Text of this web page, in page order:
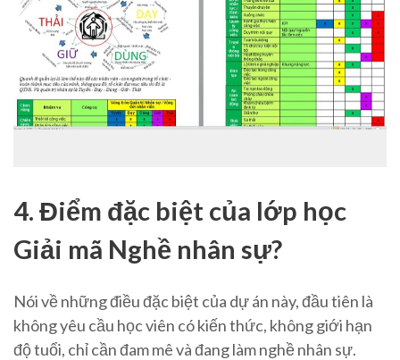
4. Điểm đặc biệt của lớp học
Giải mã Nghề nhân sự?
Nói về những điều đặc biệt của dự án này, đầu tiên là
không yêu cầu học viên có kiến thức, không giới hạn
độ tuổi, chỉ cần đam mê và đang làm nghề nhân sự.